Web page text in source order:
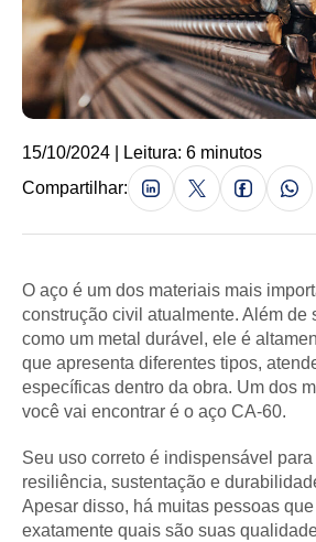
15/10/2024 | Leitura: 6 minutos
Compartilhar:
O aço é um dos materiais mais
construção civil atualmente. Além de
como um metal durável, ele é
que apresenta diferentes tipos,
específicas dentro da obra. Um dos
você vai encontrar é o aço CA-60.
Seu uso correto é indispensável
resiliência, sustentação e
Apesar disso, há muitas pessoas
exatamente quais são suas